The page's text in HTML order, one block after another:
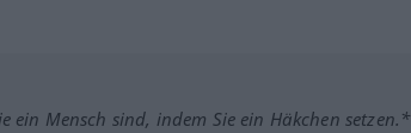
ein Mensch sind, indem Sie ein Häkchen setzen.*